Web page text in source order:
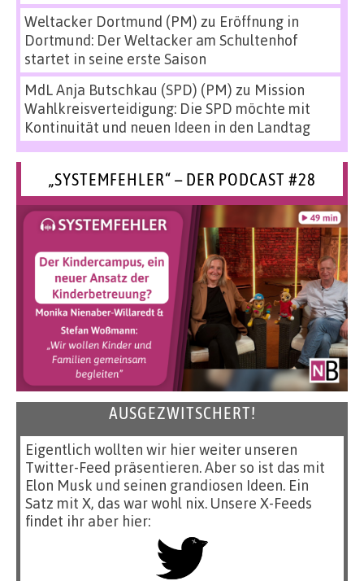
Weltacker Dortmund (PM) zu Eröffnung in
Dortmund: Der Weltacker am Schultenhof
startet in seine erste Saison
MdL Anja Butschkau (SPD) (PM) zu Mission
Wahlkreisverteidigung: Die SPD möchte mit
Kontinuität und neuen Ideen in den Landtag
„SYSTEMFEHLER“ – DER PODCAST #28
AUSGEZWITSCHERT!
Eigentlich wollten wir hier weiter unseren
Twitter-Feed präsentieren. Aber so ist das mit
Elon Musk und seinen grandiosen Ideen. Ein
Satz mit X, das war wohl nix. Unsere X-Feeds
findet ihr aber hier: